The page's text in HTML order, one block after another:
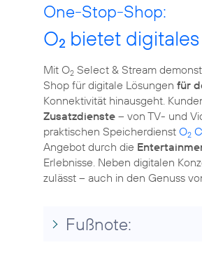
One-Stop-Shop:
O2 bietet
Mit O2 Select & Stream
Shop für digitale Lösungen für
Konnektivität hinausgeht.
Zusatzdienste – von TV- und
praktischen Speicherdienst O2
Angebot durch die
Erlebnisse. Neben digitalen
zulässt – auch in den Genuss
Fußnote: